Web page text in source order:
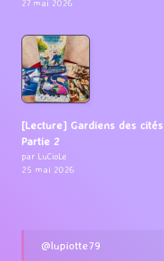
27 mai 2026
[Lecture] Gardiens des
Partie 2
par LuCioLe
25 mai 2026
@lupiotte79